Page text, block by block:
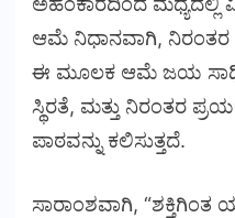
ಆಮೆ ನಿಧಾನವಾಗಿ, ನಿರಂತರ
ಈ ಮೂಲಕ ಆಮೆ ಜಯ
ಸ್ಥಿರತೆ, ಮತ್ತು ನಿರಂತರ
ಪಾಠವನ್ನು ಕಲಿಸುತ್ತದೆ.
ಸಾರಾಂಶವಾಗಿ, “ಶಕ್ತಿಗಿಂತ